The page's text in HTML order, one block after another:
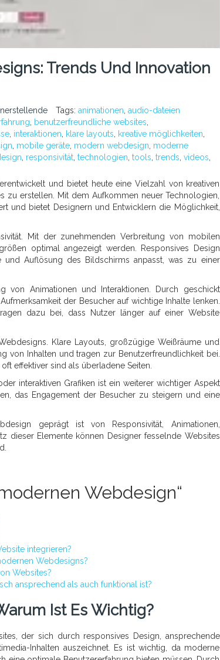
Trends Und Innovation
Tags: animationen audio-dateien
benutzerfreundliche websites
interaktionen klare layouts kreative möglichkeiten
mobile geräte modern webdesign moderne
responsivität technologien tools trends videos
und bietet heute eine Vielzahl von kreativen
erstellen. Mit dem Aufkommen neuer Technologien,
und bietet Designern und Entwicklern die Möglichkeit,
Mit der zunehmenden Verbreitung von mobilen
optimal angezeigt werden. Responsives Design
Auflösung des Bildschirms anpasst, was zu einer
Animationen und Interaktionen. Durch geschickt
der Besucher auf wichtige Inhalte lenken.
dazu bei, dass Nutzer länger auf einer Website
Klare Layouts, großzügige Weißräume und
von Inhalten und tragen zur Benutzerfreundlichkeit bei.
effektiver sind als überladene Seiten.
interaktiven Grafiken ist ein weiterer wichtiger Aspekt
das Engagement der Besucher zu steigern und eine
geprägt ist von Responsivität, Animationen,
dieser Elemente können Designer fesselnde Websites
Webdesign“
integrieren?
Webdesigns?
Websites?
ansprechend als auch funktional ist?
Ist Es Wichtig?
der sich durch responsives Design, ansprechende
Inhalten auszeichnet. Es ist wichtig, da moderne